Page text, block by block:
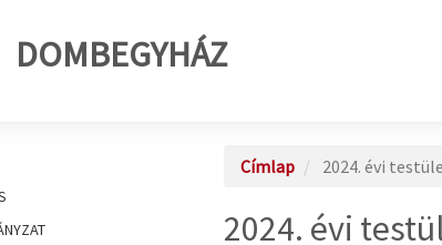
DOMBEGYHÁZ
Címlap 2024. évi
2024. évi